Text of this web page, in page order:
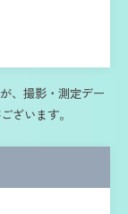
、撮影・測定デー
ざいます。